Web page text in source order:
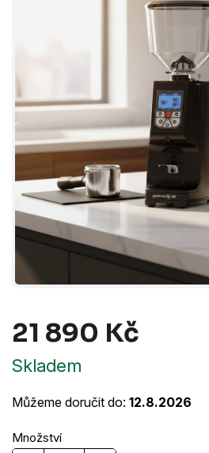
21 890 Kč
Skladem
Můžeme doručit do: 12.8.2026